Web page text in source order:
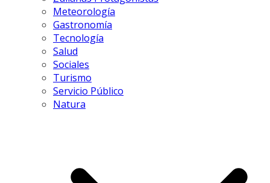
Meteorología
Gastronomía
Tecnología
Salud
Sociales
Turismo
Servicio Público
Natura